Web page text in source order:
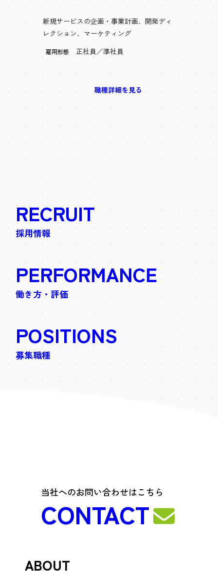
新規サービスの企画・事業計画、開発ディ
レクション、マーケティング
雇用形態 正社員／準社員
職種詳細を見る
RECRUIT
採用情報
PERFORMANCE
働き方・評価
POSITIONS
募集職種
当社へのお問い合わせはこちら
CONTACT
ABOUT